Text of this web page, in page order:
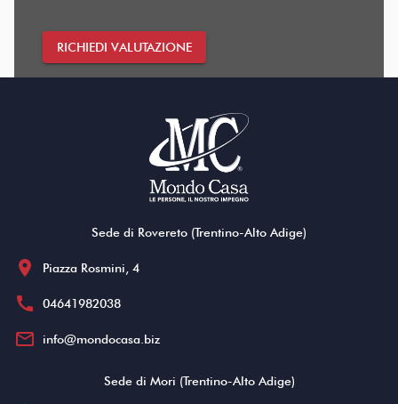
RICHIEDI VALUTAZIONE
Sede di Rovereto (Trentino-Alto Adige)
location_on Piazza Rosmini, 4
call 04641982038
mail_outline info@mondocasa.biz
Sede di Mori (Trentino-Alto Adige)